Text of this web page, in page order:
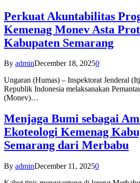
Perkuat Akuntabilitas
Kemenag Monev Asta
Kabupaten Semarang
By adminDecember 18, 20250
Ungaran (Humas) – Inspektorat Jenderal
Republik Indonesia melaksanakan
(Monev)…
Menjaga Bumi sebagai
Ekoteologi Kemenag
Semarang dari Merbabu
By adminDecember 11, 20250